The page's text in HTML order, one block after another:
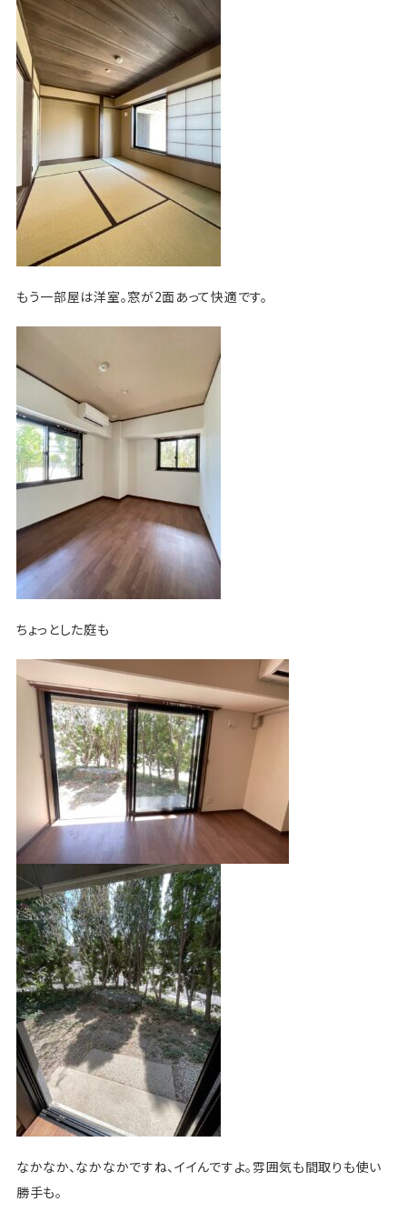
もう一部屋は洋室。窓が2面あって快適です。
ちょっとした庭も
なかなか、なかなかですね、イイんですよ。雰囲気も間取りも使い
勝手も。